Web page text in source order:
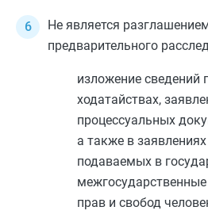
Не является
предварительного
изложение сведений
ходатайствах,
процессуальных
а также в
подаваемых в
прав и свобод